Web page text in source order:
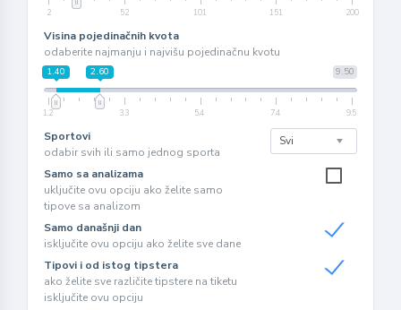
2 52 101 151 200
Visina pojedinačnih kvota
odaberite najmanju i najvišu pojedinačnu kvotu
9.50
1.40 2.60
1.2 3.3 5.4 7.4 9.5
Sportovi
odabir svih ili samo jednog sporta
Samo sa analizama
uključite ovu opciju ako želite samo
tipove sa analizom
Samo današnji dan
isključite ovu opciju ako želite sve dane
Tipovi i od istog tipstera
ako želite sve različite tipstere na tiketu
isključite ovu opciju